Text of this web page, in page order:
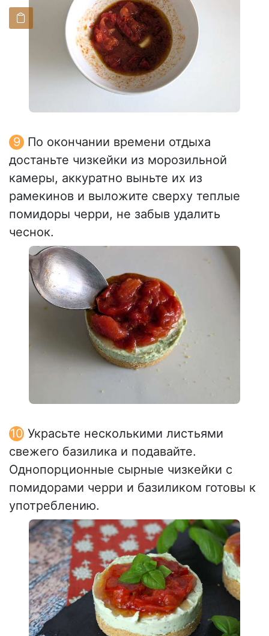
По окончании времени отдыха
достаньте чизкейки из морозильной
камеры, аккуратно выньте их из
рамекинов и выложите сверху теплые
помидоры черри, не забыв удалить
чеснок.
Украсьте несколькими листьями
свежего базилика и подавайте.
Однопорционные сырные чизкейки с
помидорами черри и базиликом готовы к
употреблению.